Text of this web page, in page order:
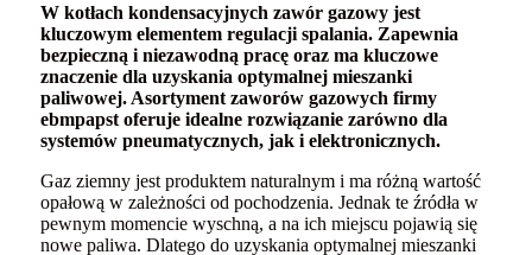
W kotłach kondensacyjnych zawór gazowy jest
kluczowym elementem regulacji spalania. Zapewnia
bezpieczną i niezawodną pracę oraz ma kluczowe
znaczenie dla uzyskania optymalnej mieszanki
paliwowej. Asortyment zaworów gazowych firmy
ebmpapst oferuje idealne rozwiązanie zarówno dla
systemów pneumatycznych, jak i elektronicznych.
Gaz ziemny jest produktem naturalnym i ma różną wartość
opałową w zależności od pochodzenia. Jednak te źródła w
pewnym momencie wyschną, a na ich miejscu pojawią się
nowe paliwa. Dlatego do uzyskania optymalnej mieszanki